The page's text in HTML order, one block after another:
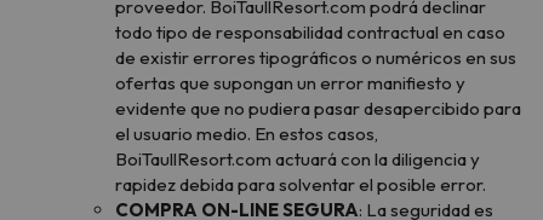
proveedor. BoiTaullResort.com podrá declinar
todo tipo de responsabilidad contractual en caso
de existir errores tipográficos o numéricos en sus
ofertas que supongan un error manifiesto y
evidente que no pudiera pasar desapercibido para
el usuario medio. En estos casos,
BoiTaullResort.com actuará con la diligencia y
rapidez debida para solventar el posible error.
COMPRA ON-LINE SEGURA: La seguridad es